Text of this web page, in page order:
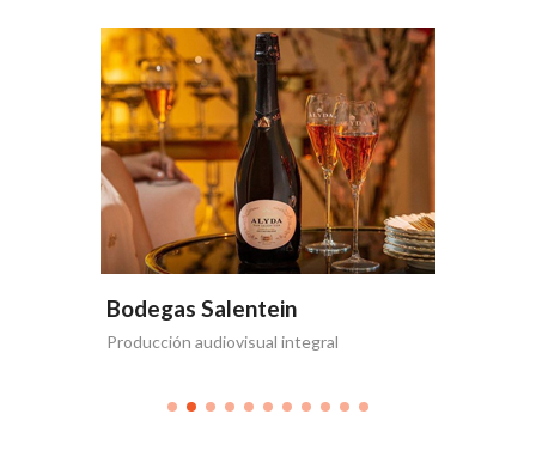
Bodegas Salentein
Producción audiovisual integral